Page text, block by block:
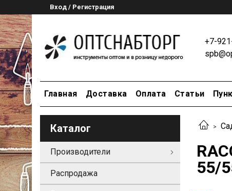
Вход / Регистрация
+7-
Главная Доставка Оплата Статьи
55/
Каталог
Производители
Распродажа